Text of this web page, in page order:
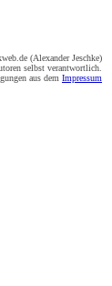
(Alexander Jeschke)
selbst verantwortlich.
aus dem Impressum